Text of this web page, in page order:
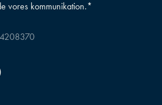
vores kommunikation.*